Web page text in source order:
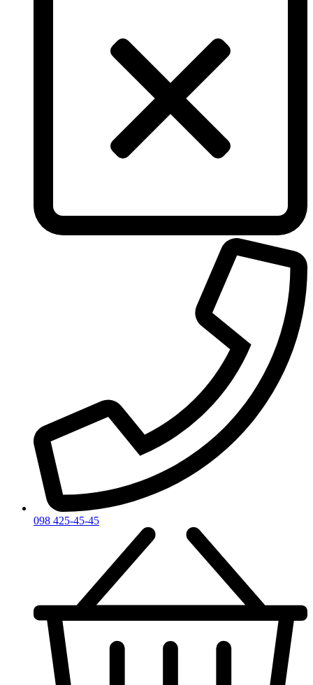
098 425-45-45